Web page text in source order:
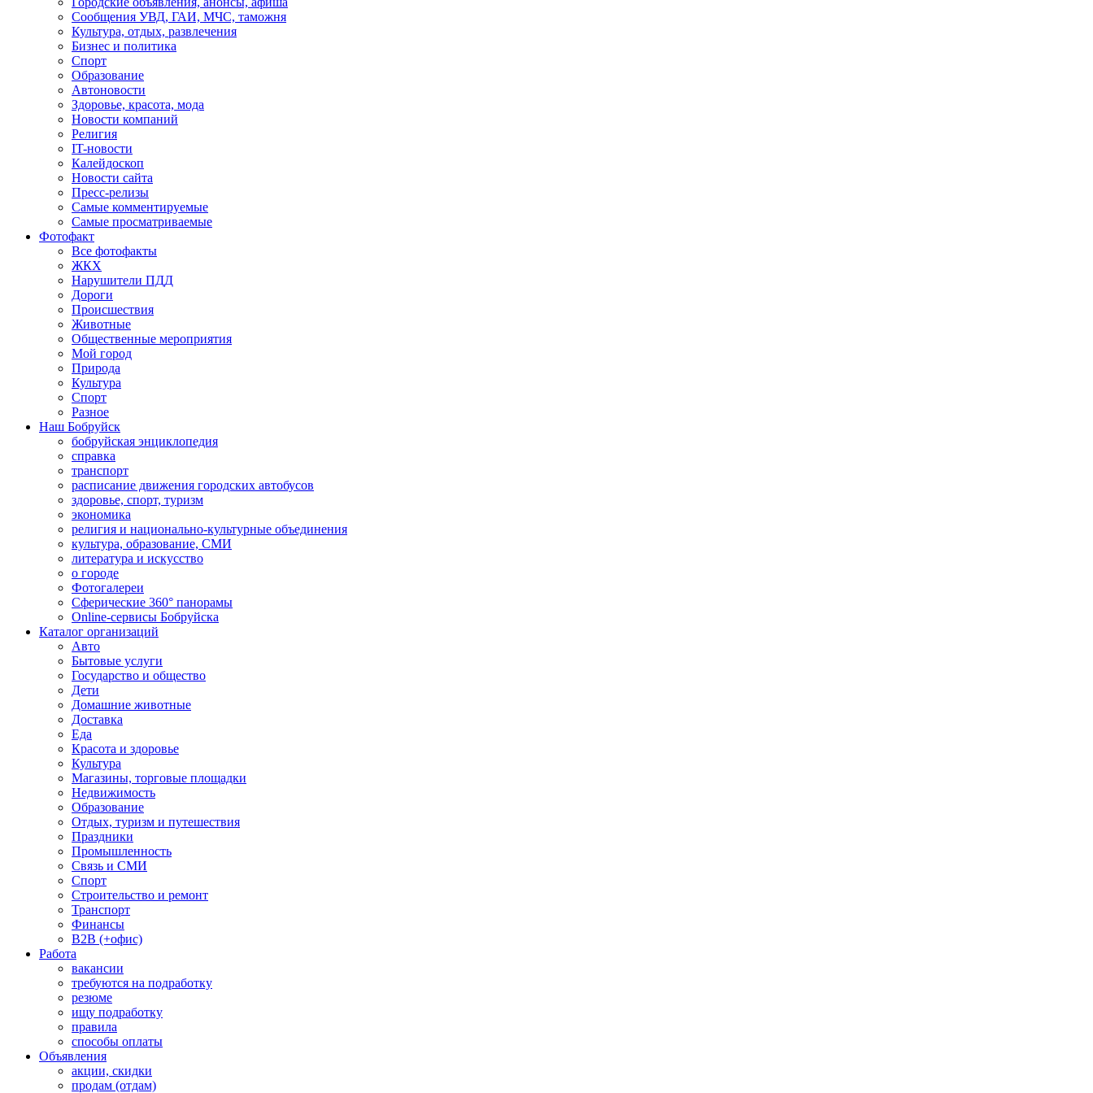
Сообщения УВД, ГАИ, МЧС, таможня
Культура, отдых, развлечения
Бизнес и политика
Спорт
Образование
Автоновости
Здоровье, красота, мода
Новости компаний
Религия
IT-новости
Калейдоскоп
Новости сайта
Пресс-релизы
Самые комментируемые
Самые просматриваемые
Фотофакт
Все фотофакты
ЖКХ
Нарушители ПДД
Дороги
Происшествия
Животные
Общественные мероприятия
Мой город
Природа
Культура
Спорт
Разное
Наш Бобруйск
бобруйская энциклопедия
справка
транспорт
расписание движения городских автобусов
здоровье, спорт, туризм
экономика
религия и национально-культурные объединения
культура, образование, СМИ
литература и искусство
о городе
Фотогалереи
Сферические 360° панорамы
Online-сервисы Бобруйска
Каталог организаций
Авто
Бытовые услуги
Государство и общество
Дети
Домашние животные
Доставка
Еда
Красота и здоровье
Культура
Магазины, торговые площадки
Недвижимость
Образование
Отдых, туризм и путешествия
Праздники
Промышленность
Связь и СМИ
Спорт
Строительство и ремонт
Транспорт
Финансы
B2B (+офис)
Работа
вакансии
требуются на подработку
резюме
ищу подработку
правила
способы оплаты
Объявления
акции, скидки
продам (отдам)